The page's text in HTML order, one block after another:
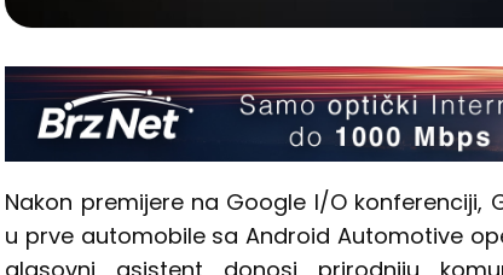
Nakon premijere na Google I/O konferenciji,
u prve automobile sa Android Automotive